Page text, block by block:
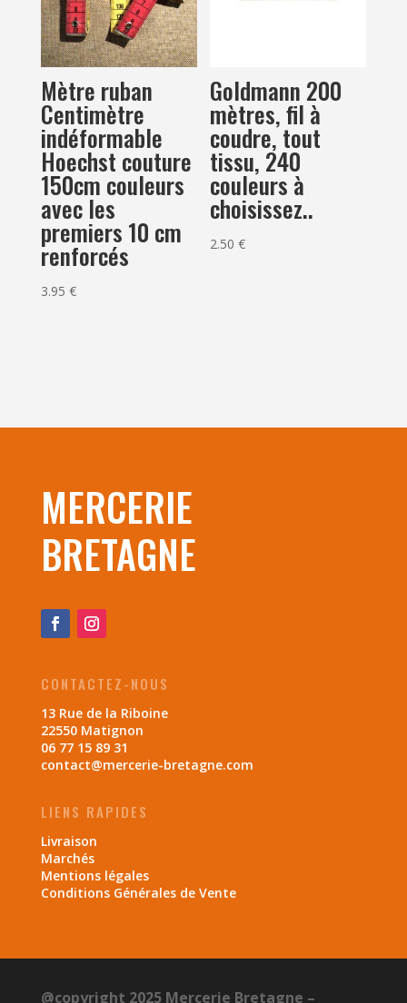
Mètre ruban
Centimètre
indéformable
Hoechst couture
150cm couleurs
avec les
premiers 10 cm
renforcés
3.95 €
Goldmann 200
mètres, fil à
coudre, tout
tissu, 240
couleurs à
choisissez..
2.50€
MERCERIE
BRETAGNE
CONTACTEZ-NOUS
13 Rue de la Riboine
22550 Matignon
06 77 15 89 31
contact@mercerie-bretagne.com
LIENS RAPIDES
Livraison
Marchés
Mentions légales
Conditions Générales de Vente
@copyright 2025 Mercerie Bretagne –